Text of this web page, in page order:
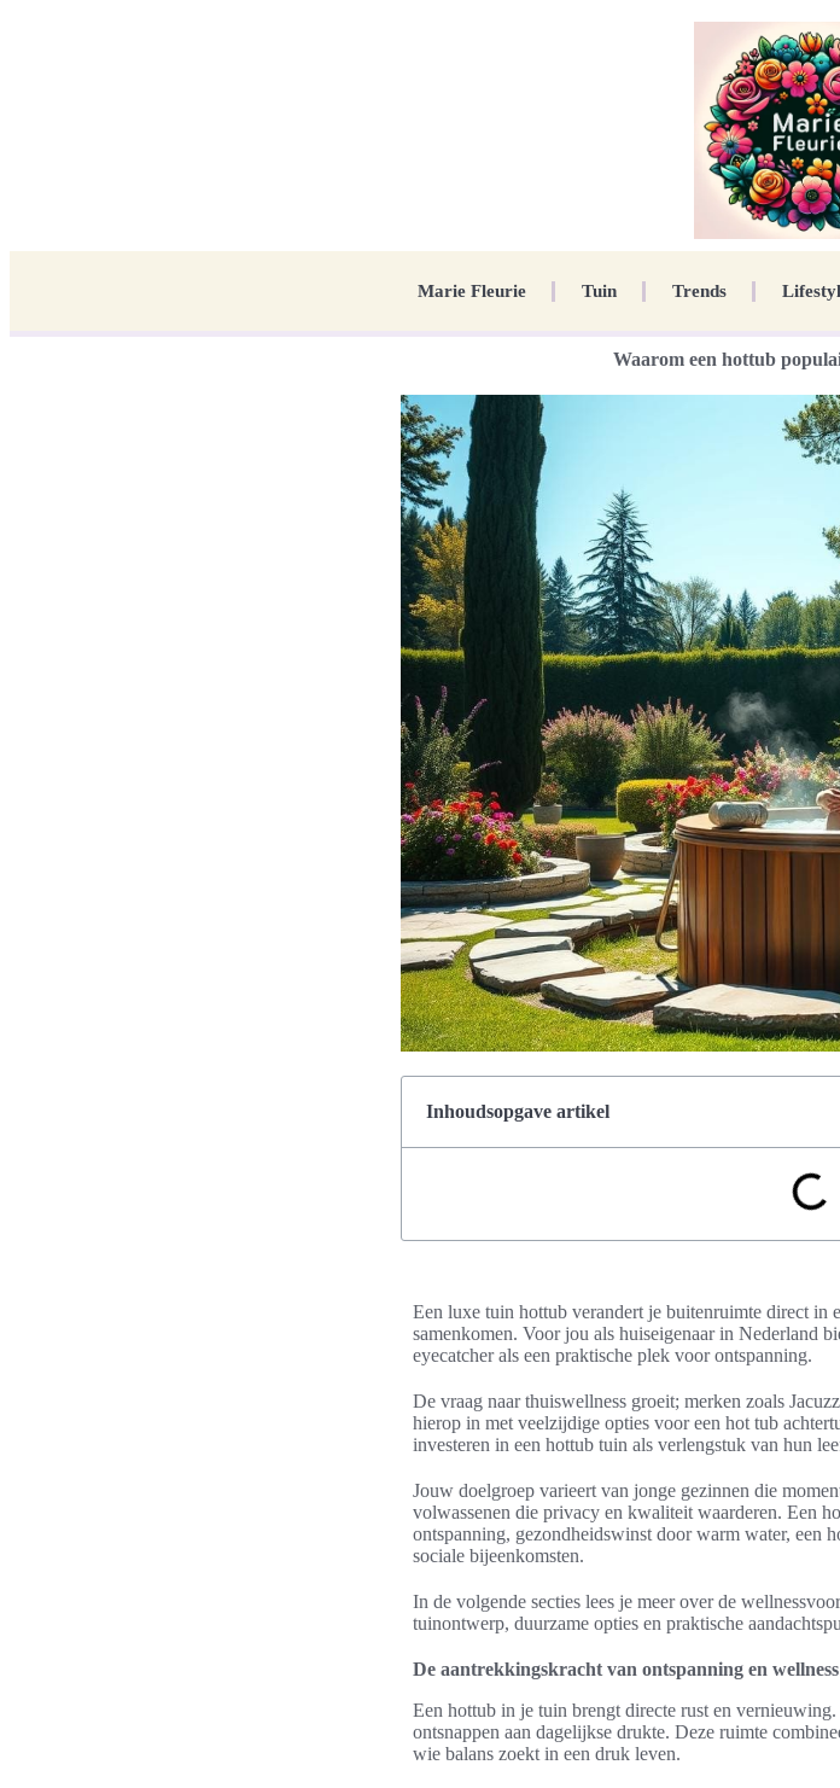
Marie Fleurie Tuin Trends
Waarom een hottub
Inhoudsopgave artikel
Een luxe tuin hottub verandert je buitenruimte direct in
samenkomen. Voor jou als huiseigenaar in Nederland
eyecatcher als een praktische plek voor ontspanning.
De vraag naar thuiswellness groeit; merken zoals
hierop in met veelzijdige opties voor een hot tub
investeren in een hottub tuin als verlengstuk van hun
Jouw doelgroep varieert van jonge gezinnen die
volwassenen die privacy en kwaliteit waarderen. Een
ontspanning, gezondheidswinst door warm water, een
sociale bijeenkomsten.
In de volgende secties lees je meer over de
tuinontwerp, duurzame opties en praktische
De aantrekkingskracht van ontspanning en
Een hottub in je tuin brengt directe rust en
ontsnappen aan dagelijkse drukte. Deze ruimte
wie balans zoekt in een druk leven.